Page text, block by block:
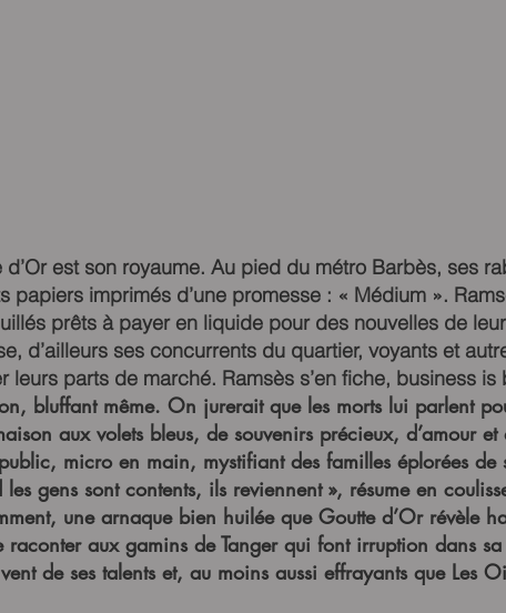
d’Or est son royaume. Au pied du métro Barbès, ses
papiers imprimés d’une promesse : « Médium ».
prêts à payer en liquide pour des nouvelles de
d’ailleurs ses concurrents du quartier, voyants et
leurs parts de marché. Ramsès s’en fiche, business is
bluffant même. On jurerait que les morts lui parlent
aux volets bleus, de souvenirs précieux, d’amour
micro en main, mystifiant des familles éplorées de
gens sont contents, ils reviennent », résume en
une arnaque bien huilée que Goutte d’Or révèle
raconter aux gamins de Tanger qui font irruption dans
de ses talents et, au moins aussi effrayants que Les